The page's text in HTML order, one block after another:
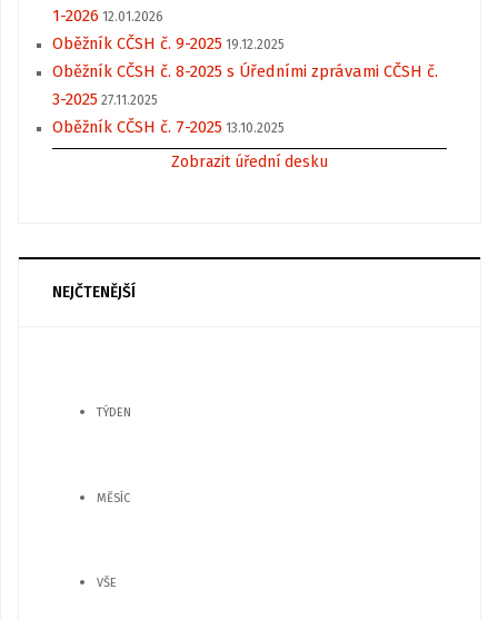
1-2026 12.01.2026
Oběžník CČSH č. 9-2025 19.12.2025
Oběžník CČSH č. 8-2025 s Úředními zprávami CČSH č.
3-2025 27.11.2025
Oběžník CČSH č. 7-2025 13.10.2025
Zobrazit úřední desku
NEJČTENĚJŠÍ
TÝDEN
MĚSÍC
VŠE